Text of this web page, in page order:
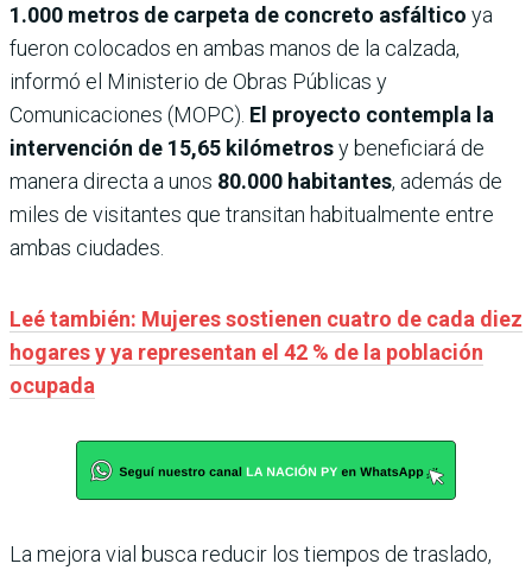
1.000 metros de carpeta de concreto asfáltico ya
fueron colocados en ambas manos de la calzada,
informó el Ministerio de Obras Públicas y
Comunicaciones (MOPC). El proyecto contempla la
intervención de 15,65 kilómetrosy beneficiará de
manera directa a unos 80.000 habitantes, además de
miles de visitantes que transitan habitualmente entre
ambas ciudades.
Leé también: Mujeres sostienen cuatro de cada diez
hogares y ya representan el 42 % de la población
ocupada
La mejora vial busca reducir los tiempos de traslado,